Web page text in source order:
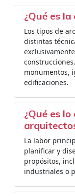
¿Qué es
Los tipos de
distintas
monumentos,
edificaciones.
¿Qué es
La labor
planificar y
propósitos,
industriales o